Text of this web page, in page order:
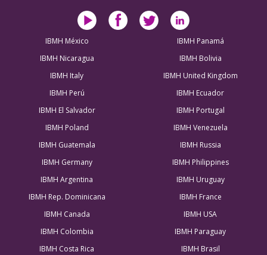
IBMH México
IBMH Panamá
IBMH Nicaragua
IBMH Bolivia
IBMH Italy
IBMH United Kingdom
IBMH Perú
IBMH Ecuador
IBMH El Salvador
IBMH Portugal
IBMH Poland
IBMH Venezuela
IBMH Guatemala
IBMH Russia
IBMH Germany
IBMH Philippines
IBMH Argentina
IBMH Uruguay
IBMH Rep. Dominicana
IBMH France
IBMH Canada
IBMH USA
IBMH Colombia
IBMH Paraguay
IBMH Costa Rica
IBMH Brasil